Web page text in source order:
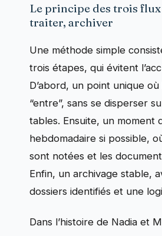
Le principe des trois
traiter, archiver
Une méthode simple
trois étapes, qui évitent
D’abord, un point unique
“entre”, sans se disperser
tables. Ensuite, un moment
hebdomadaire si possible,
sont notées et les
Enfin, un archivage stable,
dossiers identifiés et une
Dans l’histoire de Nadia et